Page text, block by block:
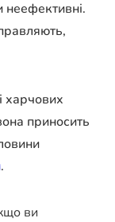
харчових
приносить
.
ви